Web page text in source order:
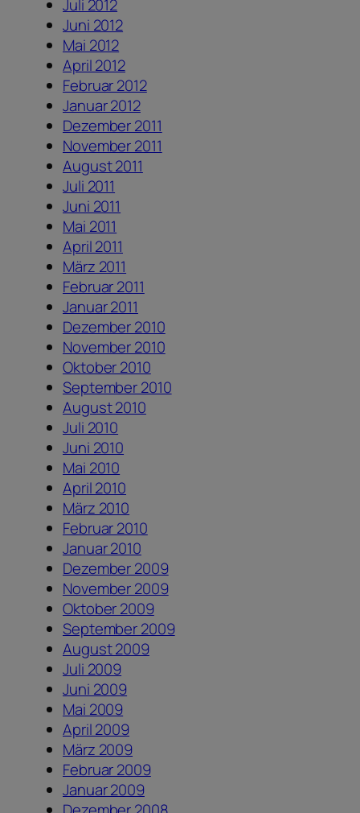
Juli 2012
Juni 2012
Mai 2012
April 2012
Februar 2012
Januar 2012
Dezember 2011
November 2011
August 2011
Juli 2011
Juni 2011
Mai 2011
April 2011
März 2011
Februar 2011
Januar 2011
Dezember 2010
November 2010
Oktober 2010
September 2010
August 2010
Juli 2010
Juni 2010
Mai 2010
April 2010
März 2010
Februar 2010
Januar 2010
Dezember 2009
November 2009
Oktober 2009
September 2009
August 2009
Juli 2009
Juni 2009
Mai 2009
April 2009
März 2009
Februar 2009
Januar 2009